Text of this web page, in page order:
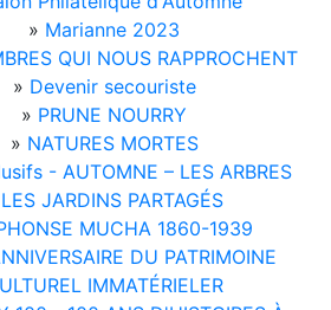
» Marianne 2023
QUI NOUS RAPPROCHENT
» Devenir secouriste
» PRUNE NOURRY
» NATURES MORTES
- AUTOMNE – LES ARBRES
LES JARDINS PARTAGÉS
MUCHA 1860-1939
DU PATRIMOINE
IMMATÉRIELER